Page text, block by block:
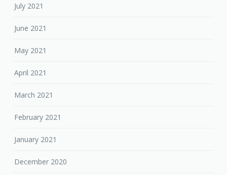
July 2021
June 2021
May 2021
April 2021
March 2021
February 2021
January 2021
December 2020